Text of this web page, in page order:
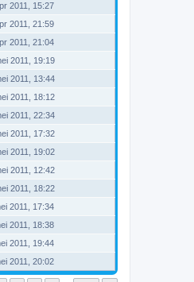
2011, 15:27
2011, 21:59
2011, 21:04
2011, 19:19
2011, 13:44
2011, 18:12
2011, 22:34
2011, 17:32
2011, 19:02
2011, 12:42
2011, 18:22
2011, 17:34
2011, 18:38
2011, 19:44
2011, 20:02